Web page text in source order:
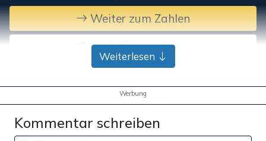
Weiter zum Zahlen
Bank-Überweisung
Weiterlesen
Werbung
Kommentar schreiben